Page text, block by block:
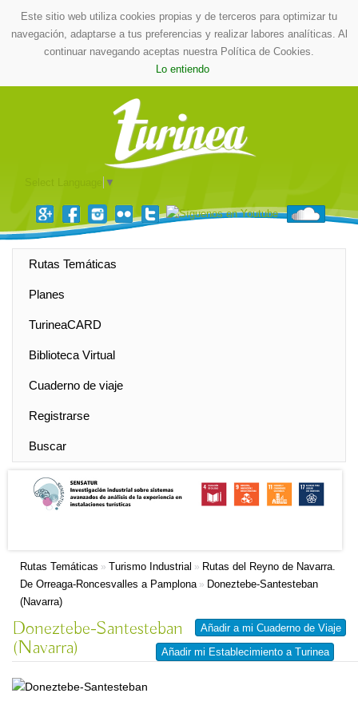
Este sitio web utiliza cookies propias y de terceros para optimizar tu
navegación, adaptarse a tus preferencias y realizar labores analíticas. Al
continuar navegando aceptas nuestra Política de Cookies.
Lo entiendo
▼
Rutas Temáticas
Planes
TurineaCARD
Biblioteca Virtual
Cuaderno de viaje
Registrarse
Buscar
Rutas Temáticas » Turismo Industrial » Rutas del Reyno de Navarra.
De Orreaga-Roncesvalles a Pamplona» Doneztebe-Santesteban
(Navarra)
Añadir a mi Cuaderno de Viaje
Añadir mi Establecimiento a Turinea
Doneztebe-Santesteban
(Navarra)